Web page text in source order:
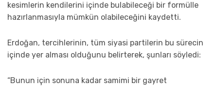
kesimlerin kendilerini içinde bulabileceği bir formülle
hazırlanmasıyla mümkün olabileceğini kaydetti.
Erdoğan, tercihlerinin, tüm siyasi partilerin bu sürecin
içinde yer alması olduğunu belirterek, şunları söyledi:
“Bunun için sonuna kadar samimi bir gayret